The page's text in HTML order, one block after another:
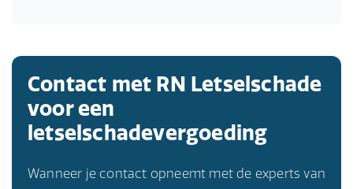
Contact met RN Letselschade
voor een
letselschadevergoeding
Wanneer je contact opneemt met de experts van